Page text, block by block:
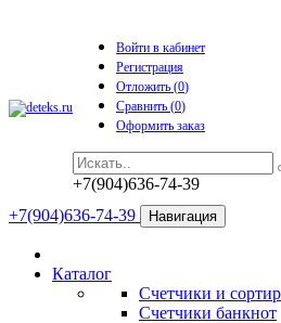
Войти в кабинет
Регистрация
Отложить (0)
Сравнить (0)
Оформить заказ
+7(904)636-74-39
+7(904)636-74-39
Навигация
Каталог
Счетчики и
Счетчики банкнот